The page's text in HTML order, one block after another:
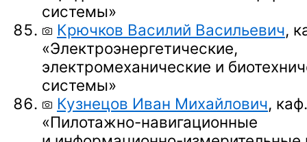
системы»
Крючков Василий Васильевич,
«Электроэнергетические,
электромеханические и
системы»
Кузнецов Иван Михайлович,
«Пилотажно-навигационные